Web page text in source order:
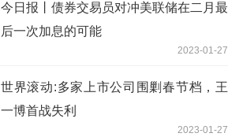
今日报丨债券交易员对冲美联储在二月最
后一次加息的可能
2023-01-27
世界滚动:多家上市公司围剿春节档，王
一博首战失利
2023-01-27